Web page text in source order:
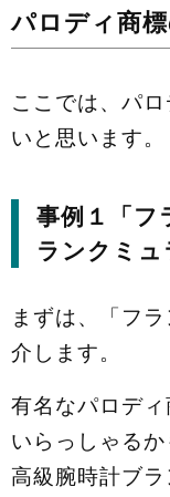
パロディ商
ここでは、パ
いと思います。
事例１「フ
ランクミュ
まずは、「フ
介します。
有名なパロデ
いらっしゃる
高級腕時計ブラ